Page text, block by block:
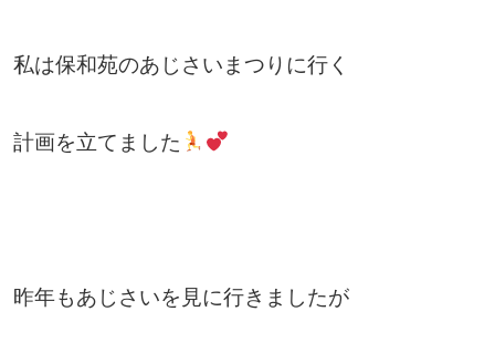
私は保和苑のあじさいまつりに行く
計画を立てました
昨年もあじさいを見に行きましたが